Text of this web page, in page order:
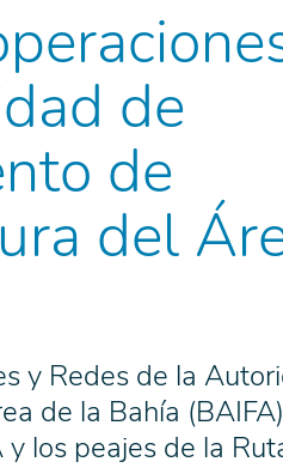
de
de
del
y Redes de la
de la Bahía
los peajes de la